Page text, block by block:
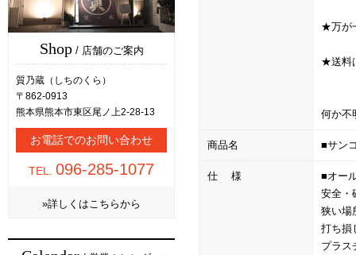
Shop/ 店舗のご案内
質乃蔵（しちのくら）
〒862-0913
熊本県熊本市東区尾ノ上2-28-13
お電話でのお問い合わせ
TEL. 096-285-1077
»詳しくはこちらから
★万が
★送料
何か不
商品名 ■サン
仕 様
■オー
安全・
狭い場
打ち損
プラス